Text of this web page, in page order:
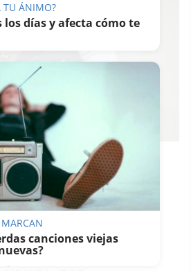
dejan viajar sin visado
de televisión, no es
como Padilla
TU ÁNIMO?
los días y afecta cómo te
canciones viejas